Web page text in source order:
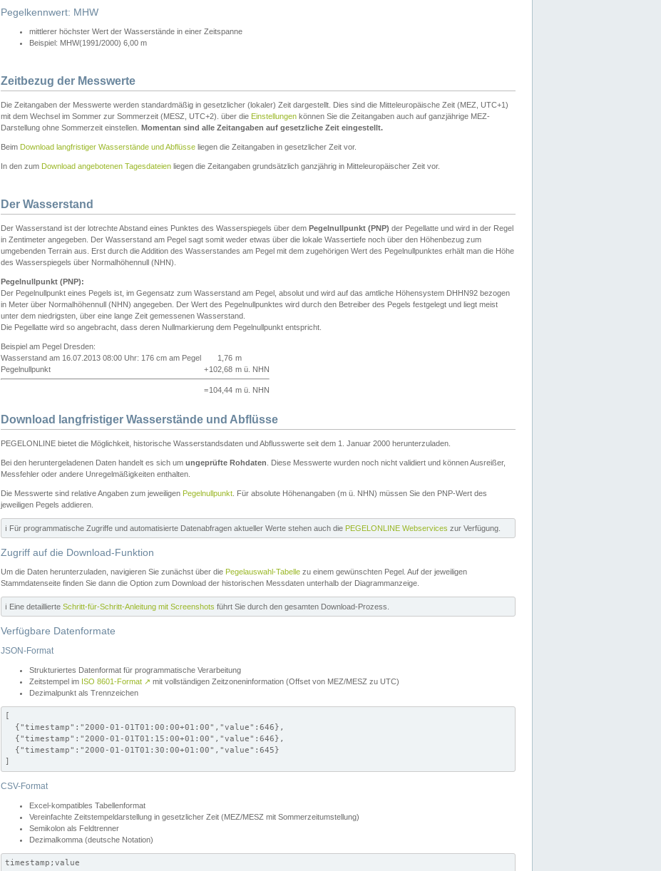
Pegelkennwert: MHW
mittlerer höchster Wert der Wasserstände in einer Zeitspanne
Beispiel: MHW(1991/2000) 6,00 m
Zeitbezug der Messwerte
Die Zeitangaben der Messwerte werden standardmäßig in gesetzlicher (lokaler) Zeit dargestellt. Dies sind die Mitteleuropäische Zeit (MEZ, UTC+1)
mit dem Wechsel im Sommer zur Sommerzeit (MESZ, UTC+2). über die Einstellungen können Sie die Zeitangaben auch auf ganzjährige MEZ-
Darstellung ohne Sommerzeit einstellen. Momentan sind alle Zeitangaben auf gesetzliche Zeit eingestellt.
Beim Download langfristiger Wasserstände und Abflüsse liegen die Zeitangaben in gesetzlicher Zeit vor.
In den zum Download angebotenen Tagesdateien liegen die Zeitangaben grundsätzlich ganzjährig in Mitteleuropäischer Zeit vor.
Der Wasserstand
Der Wasserstand ist der lotrechte Abstand eines Punktes des Wasserspiegels über dem Pegelnullpunkt (PNP) der Pegellatte und wird in der Regel
in Zentimeter angegeben. Der Wasserstand am Pegel sagt somit weder etwas über die lokale Wassertiefe noch über den Höhenbezug zum
umgebenden Terrain aus. Erst durch die Addition des Wasserstandes am Pegel mit dem zugehörigen Wert des Pegelnullpunktes erhält man die Höhe
des Wasserspiegels über Normalhöhennull (NHN).
Pegelnullpunkt (PNP):
Der Pegelnullpunkt eines Pegels ist, im Gegensatz zum Wasserstand am Pegel, absolut und wird auf das amtliche Höhensystem DHHN92 bezogen
in Meter über Normalhöhennull (NHN) angegeben. Der Wert des Pegelnullpunktes wird durch den Betreiber des Pegels festgelegt und liegt meist
unter dem niedrigsten, über eine lange Zeit gemessenen Wasserstand.
Die Pegellatte wird so angebracht, dass deren Nullmarkierung dem Pegelnullpunkt entspricht.
Beispiel am Pegel Dresden:
Wasserstand am 16.07.2013 08:00 Uhr: 176 cm am Pegel
1,76 m
Pegelnullpunkt
+102,68 m ü. NHN
=104,44 m ü. NHN
Download langfristiger Wasserstände und Abflüsse
PEGELONLINE bietet die Möglichkeit, historische Wasserstandsdaten und Abflusswerte seit dem 1. Januar 2000 herunterzuladen.
Bei den heruntergeladenen Daten handelt es sich um ungeprüfte Rohdaten . Diese Messwerte wurden noch nicht validiert und können Ausreißer,
Messfehler oder andere Unregelmäßigkeiten enthalten.
Die Messwerte sind relative Angaben zum jeweiligen Pegelnullpunkt . Für absolute Höhenangaben (m ü. NHN) müssen Sie den PNP-Wert des
jeweiligen Pegels addieren.
ℹ️ Für programmatische Zugriffe und automatisierte Datenabfragen aktueller Werte stehen auch die PEGELONLINE Webservices zur Verfügung.
Zugriff auf die Download-Funktion
Um die Daten herunterzuladen, navigieren Sie zunächst über die Pegelauswahl-Tabelle zu einem gewünschten Pegel. Auf der jeweiligen
Stammdatenseite finden Sie dann die Option zum Download der historischen Messdaten unterhalb der Diagrammanzeige.
ℹ️ Eine detaillierte Schritt-für-Schritt-Anleitung mit Screenshots führt Sie durch den gesamten Download-Prozess.
Verfügbare Datenformate
JSON-Format
Strukturiertes Datenformat für programmatische Verarbeitung
Zeitstempel im ISO 8601-Format ↗ mit vollständigen Zeitzoneninformation (Offset von MEZ/MESZ zu UTC)
Dezimalpunkt als Trennzeichen
[
  {"timestamp":"2000-01-01T01:00:00+01:00","value":646},
  {"timestamp":"2000-01-01T01:15:00+01:00","value":646},
  {"timestamp":"2000-01-01T01:30:00+01:00","value":645}
]
CSV-Format
Excel-kompatibles Tabellenformat
Vereinfachte Zeitstempeldarstellung in gesetzlicher Zeit (MEZ/MESZ mit Sommerzeitumstellung)
Semikolon als Feldtrenner
Dezimalkomma (deutsche Notation)
timestamp;value